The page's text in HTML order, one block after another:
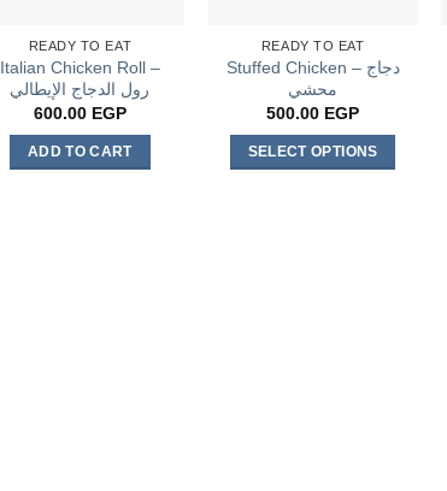
READY TO EAT
Italian Chicken Roll –
رول الدجاج الإيطالي
600.00 EGP
ADD TO CART
READY TO EAT
Stuffed Chicken – دجاج
محشي
500.00 EGP
SELECT OPTIONS